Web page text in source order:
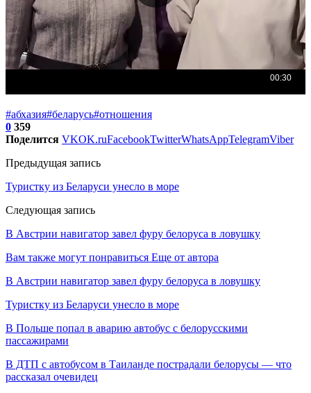
#абхазия#беларусь#отношения
0 359
Поделится VKOK.ruFacebookTwitterWhatsAppTelegramViber
Предыдущая запись
Туристку из Беларуси унесло в море
Следующая запись
В Австрии навигатор завел фуру белоруса в ловушку
Вам также могут понравиться Еще от автора
В Австрии навигатор завел фуру белоруса в ловушку
Туристку из Беларуси унесло в море
В Польше попал в аварию автобус с белорусскими
пассажирами
В ДТП с автобусом в Таиланде пострадали белорусы — что
рассказал очевидец